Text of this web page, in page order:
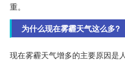
重。
为什么现在雾霾天气这么多?
现在雾霾天气增多的主要原因是